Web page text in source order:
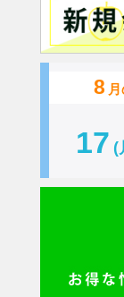
8
17 (